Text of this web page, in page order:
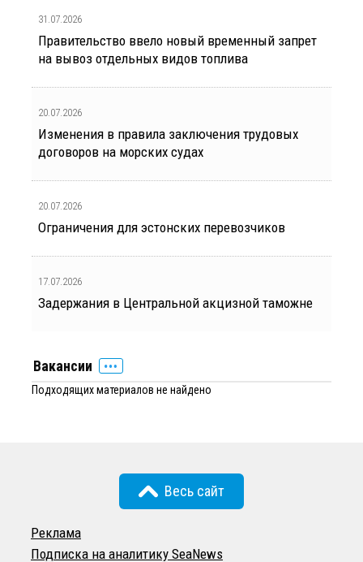
31.07.2026
Правительство ввело новый временный запрет
на вывоз отдельных видов топлива
20.07.2026
Изменения в правила заключения трудовых
договоров на морских судах
20.07.2026
Ограничения для эстонских перевозчиков
17.07.2026
Задержания в Центральной акцизной таможне
Вакансии
Подходящих материалов не найдено
Весь сайт
Реклама
Подписка на аналитику SeaNews